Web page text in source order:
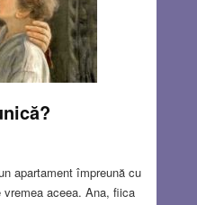
5 COMMENTS
apartament împreună cu
vremea aceea. Ana, fiica